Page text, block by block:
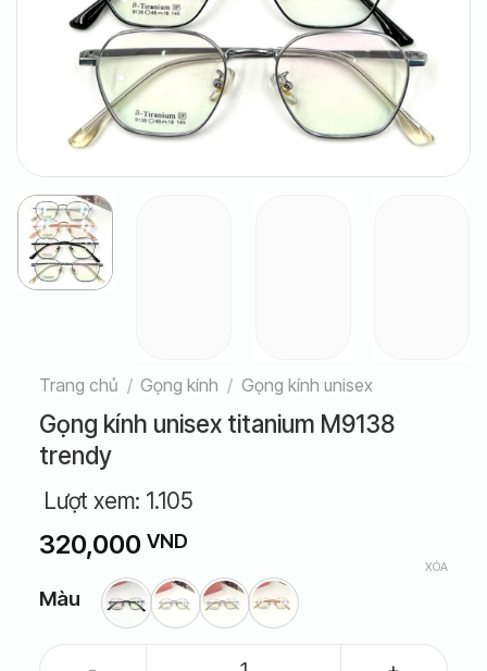
Trang chủ / Gọng kính / Gọng kính unisex
Gọng kính unisex titanium M9138
trendy
Lượt xem: 1.105
320,000 VND
Màu
XÓA